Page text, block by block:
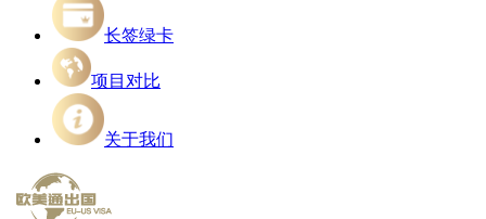
长签绿卡
项目对比
关于我们